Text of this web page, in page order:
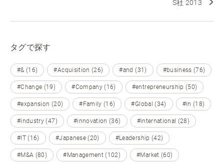
S社 2013
タグで探す
#& (16) #Acquisition (26) #and (31) #business (76)
#Change (19) #Company (16) #entrepreneurship (50)
#expansion (20) #Family (16) #Global (34) #in (18)
#industry (47) #innovation (36) #international (28)
#IT (16) #Japanese (20) #Leadership (42)
#M&A (80) #Management (102) #Market (60)